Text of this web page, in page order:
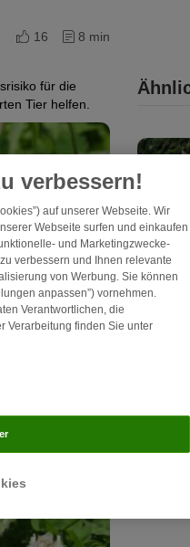
16 8 min
für die
Tier helfen.
verbessern!
auf unserer Webseite. Wir
Webseite surfen und einkaufen
und Marketingzwecke-
verbessern und Ihnen relevante
von Werbung. Sie können
anpassen”) vornehmen.
Verantwortlichen, die
Verarbeitung finden Sie unter